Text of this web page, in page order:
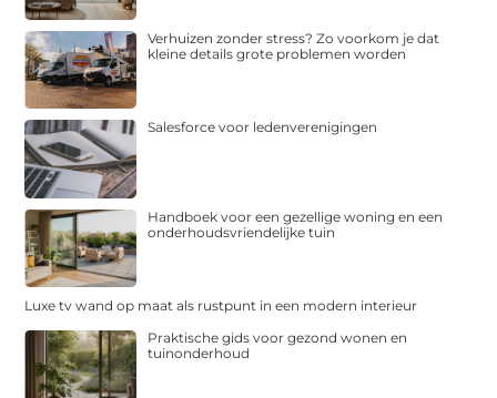
Verhuizen zonder stress? Zo voorkom je dat
kleine details grote problemen worden
Salesforce voor ledenverenigingen
Handboek voor een gezellige woning en een
onderhoudsvriendelijke tuin
Luxe tv wand op maat als rustpunt in een modern interieur
Praktische gids voor gezond wonen en
tuinonderhoud